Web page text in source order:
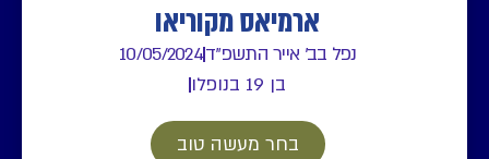
ארמיאס מקוריאו
נפל בב' אייר התשפ"ד10/05/2024
בן 19 בנופלו
בחר מעשה טוב